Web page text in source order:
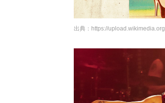
出典： https://upload.wikimedia.org